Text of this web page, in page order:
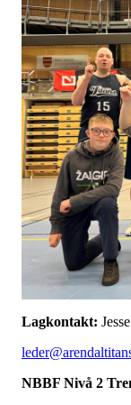
Lagkontakt:
NBBF Nivå 2